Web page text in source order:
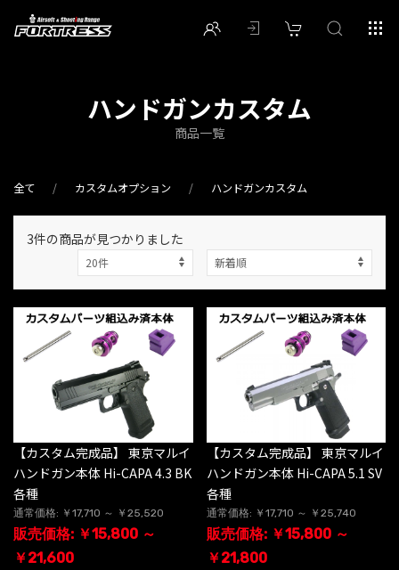
ハンドガンカスタム
商品一覧
全て カスタムオプション ハンドガンカスタム
3件の商品が見つかりました
【カスタム完成品】 東京マルイ
ハンドガン本体 Hi-CAPA 4.3 BK
各種
通常価格: ￥17,710 ～ ￥25,520
販売価格: ￥15,800 ～
￥21,600
【カスタム完成品】 東京マルイ
ハンドガン本体 Hi-CAPA 5.1 SV
各種
通常価格: ￥17,710 ～ ￥25,740
販売価格: ￥15,800 ～
￥21,800